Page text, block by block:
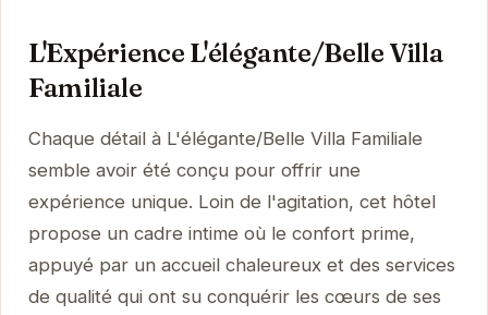
L'Expérience L'élégante/Belle Villa
Familiale
Chaque détail à L'élégante/Belle Villa Familiale
semble avoir été conçu pour offrir une
expérience unique. Loin de l'agitation, cet hôtel
propose un cadre intime où le confort prime,
appuyé par un accueil chaleureux et des services
de qualité qui ont su conquérir les cœurs de ses